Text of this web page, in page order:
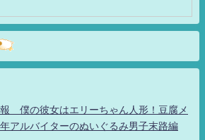
僕の彼女はエリーちゃん人形！豆腐メ
アルバイターのぬいぐるみ男子末路編